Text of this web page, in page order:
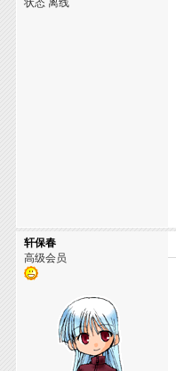
状态 离线
轩保春
高级会员